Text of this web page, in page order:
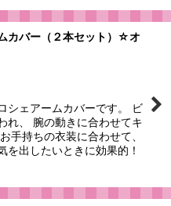
カバー（２本セット）☆オ
シェアームカバーです。 ビ
れ、 腕の動きに合わせてキ
手持ちの衣装に合わせて、
を出したいときに効果的！